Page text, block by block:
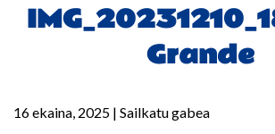
Grande
16 ekaina, 2025 | Sailkatu gabea